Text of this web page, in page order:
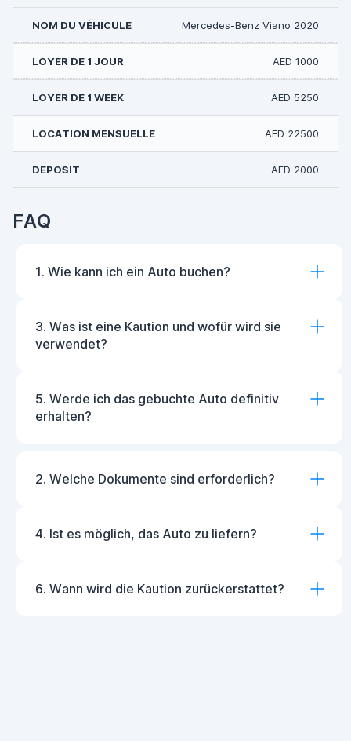
Mercedes-Benz Viano 2020
AED 1000
AED 5250
AED 22500
AED 2000
FAQ
1. Wie kann ich ein Auto buchen?
3. Was ist eine Kaution und wofür wird sie
verwendet?
5. Werde ich das gebuchte Auto definitiv
erhalten?
2. Welche Dokumente sind erforderlich?
4. Ist es möglich, das Auto zu liefern?
6. Wann wird die Kaution zurückerstattet?